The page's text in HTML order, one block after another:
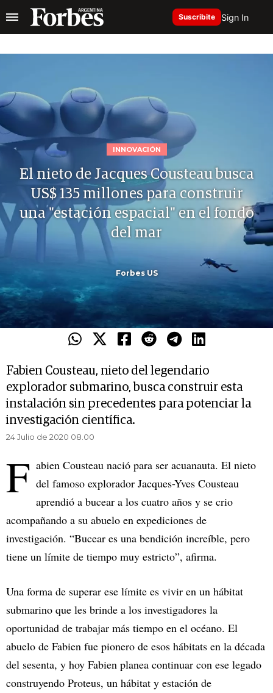
Suscribite Sign In
INNOVACIÓN
El nieto de Jacques Cousteau busca
US$ 135 millones para construir
una "estación espacial" en el fondo
del mar
Forbes US
Fabien Cousteau, nieto del legendario
explorador submarino, busca construir esta
instalación sin precedentes para potenciar la
investigación científica.
24 Julio de 2020 08.00
F abien Cousteau nació para ser acuanauta. El nieto
del famoso explorador Jacques-Yves Cousteau
aprendió a bucear a los cuatro años y se crio
acompañando a su abuelo en expediciones de
investigación. “Bucear es una bendición increíble, pero
tiene un límite de tiempo muy estricto”, afirma.
Una forma de superar ese límite es vivir en un hábitat
submarino que les brinde a los investigadores la
oportunidad de trabajar más tiempo en el océano. El
abuelo de Fabien fue pionero de esos hábitats en la década
del sesenta, y hoy Fabien planea continuar con ese legado
construyendo Proteus, un hábitat y estación de